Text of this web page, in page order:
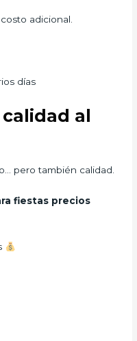
adicional.
días
al
pero también calidad.
fiestas precios